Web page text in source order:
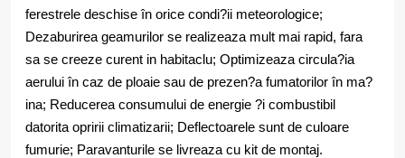
ferestrele deschise în orice condi?ii meteorologice;
Dezaburirea geamurilor se realizeaza mult mai rapid, fara
sa se creeze curent in habitaclu; Optimizeaza circula?ia
aerului în caz de ploaie sau de prezen?a fumatorilor în ma?
ina; Reducerea consumului de energie ?i combustibil
datorita opririi climatizarii; Deflectoarele sunt de culoare
fumurie; Paravanturile se livreaza cu kit de montaj.